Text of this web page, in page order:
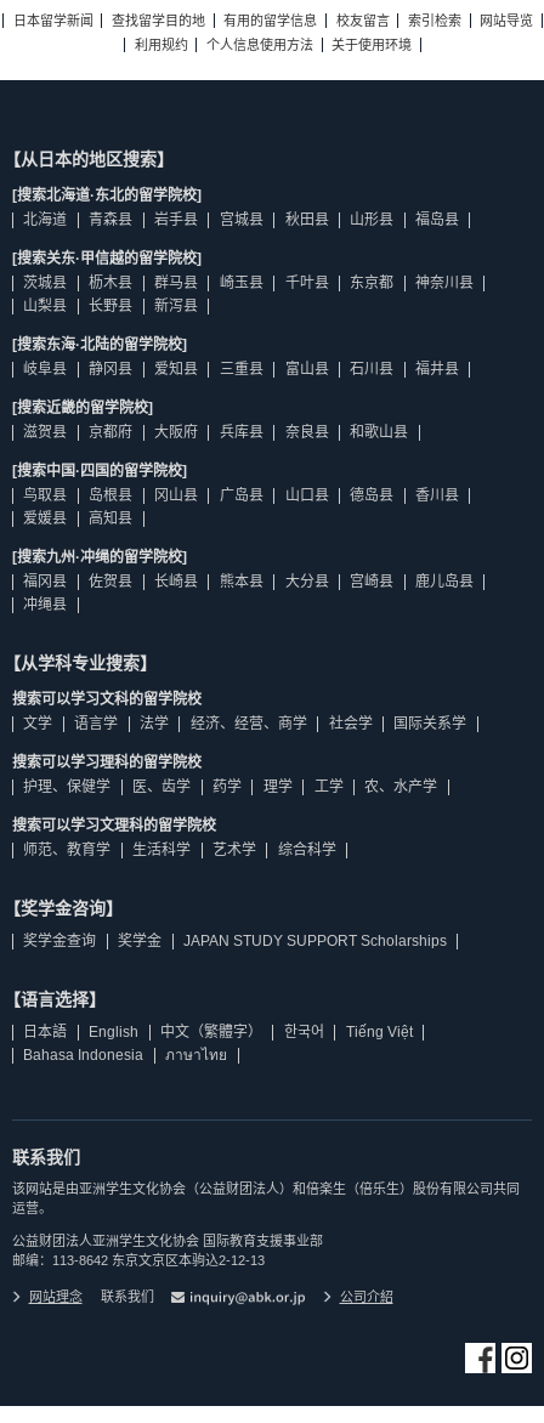
日本留学新闻 查找留学目的地 有用的留学信息 校友留言 索引检索
网站导览
利用规约
个人信息使用方法 关于使用环境
【从日本的地区搜索】
[搜索北海道·东北的留学院校]
北海道
青森县 岩手县 宫城县 秋田县 山形县 福岛县
[搜索关东·甲信越的留学院校]
茨城县
枥木县 群马县 崎玉县 千叶县 东京都
神奈川县
山梨县
长野县 新泻县
[搜索东海·北陆的留学院校]
岐阜县
静冈县 爱知县 三重县 富山县 石川县 福井县
[搜索近畿的留学院校]
滋贺县
京都府 大阪府 兵库县 奈良县 和歌山县
[搜索中国·四国的留学院校]
鸟取县
岛根县 冈山县 广岛县 山口县 德岛县
香川县
爱媛县
高知县
[搜索九州·冲绳的留学院校]
福冈县
佐贺县 长崎县 熊本县 大分县 宫崎县
鹿儿岛县
冲绳县
【从学科专业搜索】
搜索可以学习文科的留学院校
文学
语言学 法学 经济、经营、商学 社会学 国际关系学
搜索可以学习理科的留学院校
护理、保健学
医、齿学 药学 理学 工学 农、水产学
搜索可以学习文理科的留学院校
师范、教育学
生活科学 艺术学 综合科学
【奖学金咨询】
奖学金查询 奖学金 JAPAN STUDY SUPPORT Scholarships
【语言选择】
日本語 English 中文（繁體字） 한국어
Tiếng Việt
Bahasa Indonesia
ภาษาไทย
联系我们
该网站是由亚洲学生文化协会（公益财团法人）和倍楽生（倍乐生）股份有限公司共同
运营。
公益财团法人亚洲学生文化协会 国际教育支援事业部
邮编：113-8642 东京文京区本驹込2-12-13
网站理念 联系我们 公司介紹